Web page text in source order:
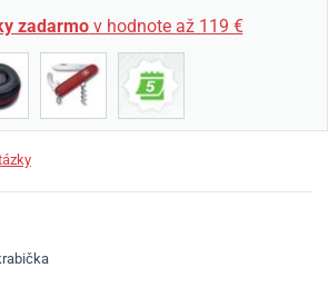
zadarmov hodnote až 119 €